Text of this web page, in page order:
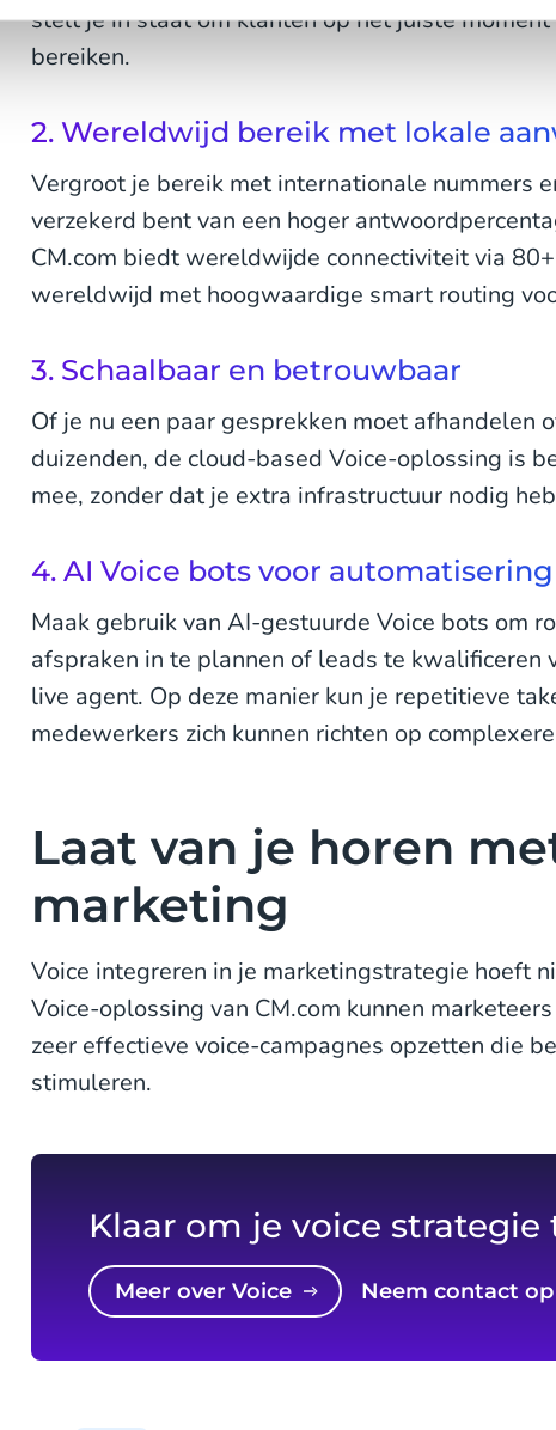
stelt je in staat om klanten op het juiste
bereiken.
2. Wereldwijd bereik met lokale
Vergroot je bereik met internationale nummers
verzekerd bent van een hoger
CM.com biedt wereldwijde connectiviteit via
wereldwijd met hoogwaardige smart routing
3. Schaalbaar en betrouwbaar
Of je nu een paar gesprekken moet afhandelen
duizenden, de cloud-based Voice-oplossing is
mee, zonder dat je extra infrastructuur nodig
4. AI Voice bots voor automatisering
Maak gebruik van AI-gestuurde Voice bots om
afspraken in te plannen of leads te kwalificeren
live agent. Op deze manier kun je repetitieve
medewerkers zich kunnen richten op
Laat van je horen
marketing
Voice integreren in je marketingstrategie hoeft
Voice-oplossing van CM.com kunnen
zeer effectieve voice-campagnes opzetten die
stimuleren.
Klaar om je voice
Meer over Voice Neem contact op